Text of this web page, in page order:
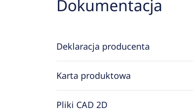
Dokumentacja
Deklaracja producenta
Karta produktowa
Pliki CAD 2D